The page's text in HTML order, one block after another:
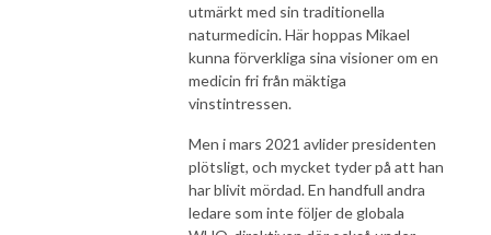
utmärkt med sin traditionella
naturmedicin. Här hoppas Mikael
kunna förverkliga sina visioner om en
medicin fri från mäktiga
vinstintressen.
Men i mars 2021 avlider presidenten
plötsligt, och mycket tyder på att han
har blivit mördad. En handfull andra
ledare som inte följer de globala